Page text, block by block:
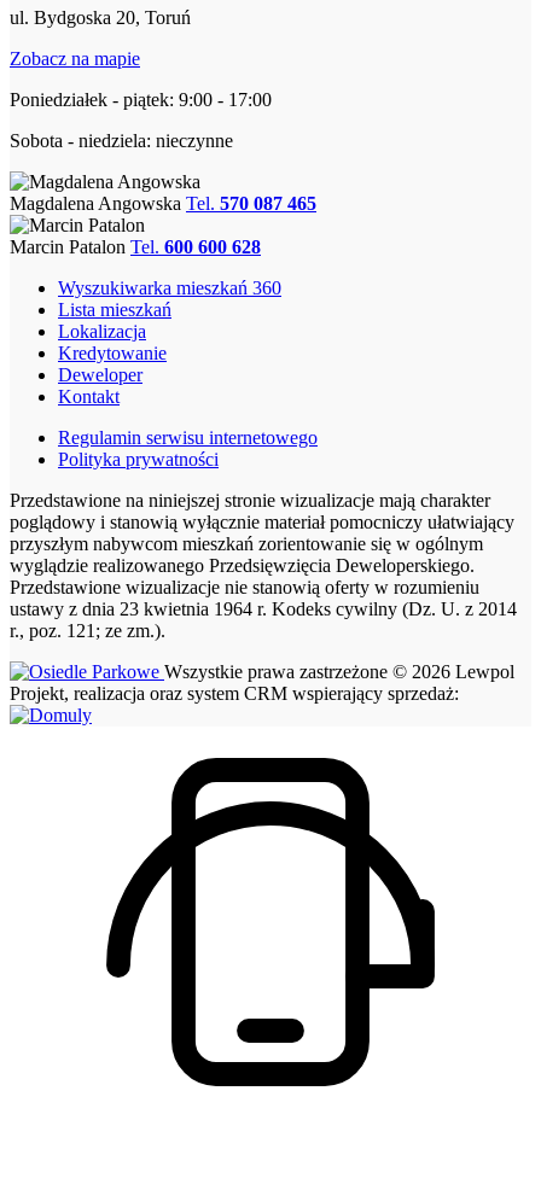
ul. Bydgoska 20, Toruń
Zobacz na mapie
Poniedziałek - piątek: 9:00 - 17:00
Sobota - niedziela: nieczynne
Magdalena Angowska Tel. 570 087 465
Marcin Patalon Tel. 600 600 628
Wyszukiwarka mieszkań 360
Lista mieszkań
Lokalizacja
Kredytowanie
Deweloper
Kontakt
Regulamin serwisu internetowego
Polityka prywatności
Przedstawione na niniejszej stronie wizualizacje mają charakter
poglądowy i stanowią wyłącznie materiał pomocniczy ułatwiający
przyszłym nabywcom mieszkań zorientowanie się w ogólnym
wyglądzie realizowanego Przedsięwzięcia Deweloperskiego.
Przedstawione wizualizacje nie stanowią oferty w rozumieniu
ustawy z dnia 23 kwietnia 1964 r. Kodeks cywilny (Dz. U. z 2014
r., poz. 121; ze zm.).
Wszystkie prawa zastrzeżone © 2026 Lewpol
Projekt, realizacja oraz system CRM wspierający sprzedaż: